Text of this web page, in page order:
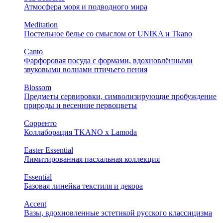
Атмосфера моря и подводного мира
Meditation
Постельное белье со смыслом от UNIKA и Tkano
Canto
Фарфоровая посуда с формами, вдохновлёнными
звуковыми волнами птичьего пения
Blossom
Предметы сервировки, символизирующие пробуждение
природы и весенние первоцветы
Сорренто
Коллаборация TKANO х Lamoda
Easter Essential
Лимитированная пасхальная коллекция
Essential
Базовая линейка текстиля и декора
Accent
Вазы, вдохновленные эстетикой русского классицизма